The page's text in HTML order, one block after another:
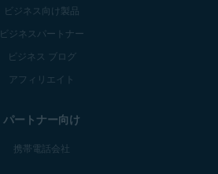
ビジネス向け製品
ビジネスパートナー
ビジネス ブログ
アフィリエイト
パートナー向け
携帯電話会社